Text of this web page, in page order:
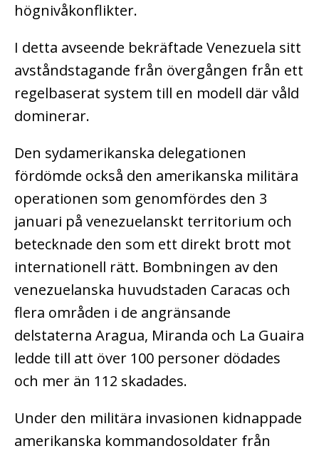
högnivåkonflikter.
I detta avseende bekräftade Venezuela sitt
avståndstagande från övergången från ett
regelbaserat system till en modell där våld
dominerar.
Den sydamerikanska delegationen
fördömde också den amerikanska militära
operationen som genomfördes den 3
januari på venezuelanskt territorium och
betecknade den som ett direkt brott mot
internationell rätt. Bombningen av den
venezuelanska huvudstaden Caracas och
flera områden i de angränsande
delstaterna Aragua, Miranda och La Guaira
ledde till att över 100 personer dödades
och mer än 112 skadades.
Under den militära invasionen kidnappade
amerikanska kommandosoldater från